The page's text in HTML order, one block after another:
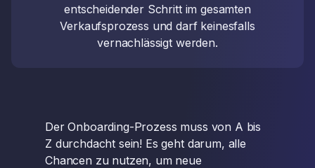
entscheidender Schritt im gesamten
Verkaufsprozess und darf keinesfalls
vernachlässigt werden.
Der Onboarding-Prozess muss von A bis
Z durchdacht sein! Es geht darum, alle
Chancen zu nutzen, um neue